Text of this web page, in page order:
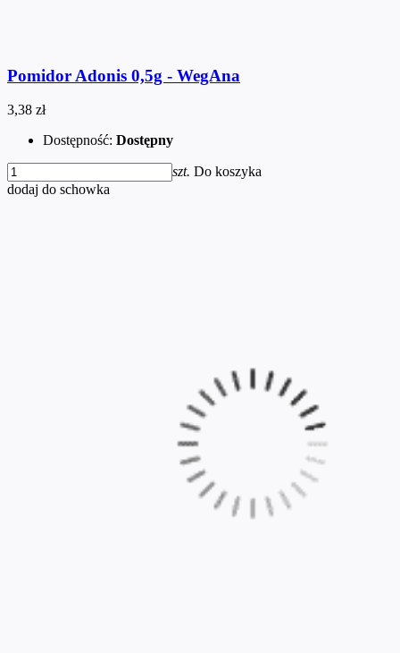
Pomidor Adonis 0,5g - WegAna
3,38 zł
Dostępność: Dostępny
szt. Do koszyka
dodaj do schowka